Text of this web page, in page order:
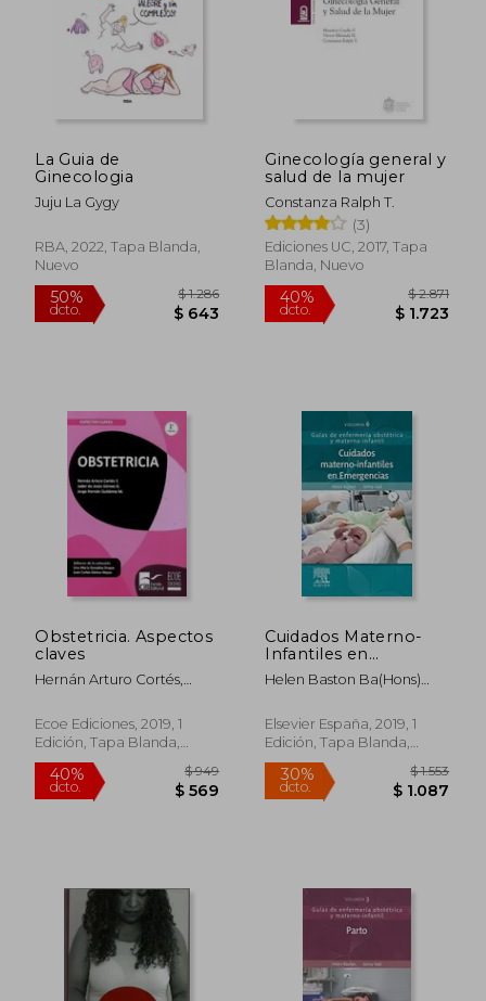
30%
dcto.
40%
dcto.
La Guia de
Ginecologia
Juju La Gygy
RBA, 2022, Tapa Blanda,
Nuevo
50%
dcto.
Ginecología general y
salud de la mujer
Constanza Ralph T.
(3)
Ediciones UC, 2017, Tapa
Blanda, Nuevo
40%
dcto.
Obstetricia. Aspectos
claves
Hernán Arturo Cortés,
Jorge Hernán Gutiérrez
Ecoe Ediciones, 2019, 1
Edición, Tapa Blanda,
Nuevo
Cuidados Materno-
Infantiles en
Emergencias: Guías
de Enfermería
Materno-Infantil
Helen Baston Ba(Hons)
Adm Rn Rm; Jennifer Hall
Edd Msc Rn Rm Adm
Pgdip(He) Sfhea Frcm
Elsevier España, 2019, 1
Edición, Tapa Blanda,
Nuevo